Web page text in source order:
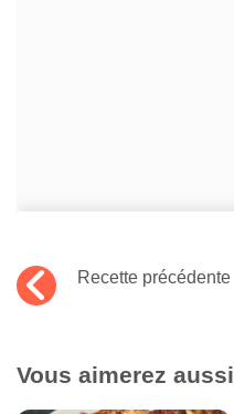
Recette précédente
Vous aimerez aussi